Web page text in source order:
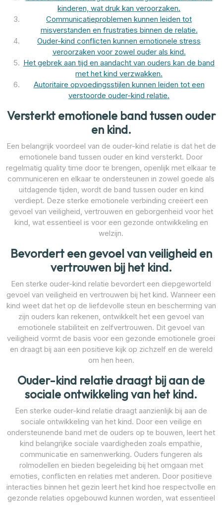
kinderen, wat druk kan veroorzaken.
Communicatieproblemen kunnen leiden tot
misverstanden en frustraties binnen de relatie.
Ouder-kind conflicten kunnen emotionele stress
veroorzaken voor zowel ouder als kind.
Het gebrek aan tijd en aandacht van ouders kan de band
met het kind verzwakken.
Autoritaire opvoedingsstijlen kunnen leiden tot een
verstoorde ouder-kind relatie.
Versterkt emotionele band tussen ouder
en kind.
Een belangrijk voordeel van de ouder-kind relatie is dat het de
emotionele band tussen ouder en kind versterkt. Door
regelmatig quality time door te brengen, openlijk met elkaar te
communiceren en elkaar te ondersteunen in zowel goede als
uitdagende tijden, wordt de band tussen ouder en kind
verdiept. Deze sterke emotionele verbinding creëert een
gevoel van veiligheid, vertrouwen en geborgenheid voor het
kind, wat essentieel is voor een gezonde ontwikkeling en
welzijn.
Bevordert een gevoel van veiligheid en
vertrouwen bij het kind.
Een sterke ouder-kind relatie bevordert een diepgeworteld
gevoel van veiligheid en vertrouwen bij het kind. Wanneer een
kind weet dat het op de liefdevolle steun en bescherming van
zijn ouders kan rekenen, ontwikkelt het een gevoel van
emotionele stabiliteit en zelfvertrouwen. Dit gevoel van
veiligheid vormt de basis voor een gezonde emotionele groei
en draagt bij aan een positieve kijk op zichzelf en de wereld
om hen heen.
Ouder-kind relatie draagt bij aan de
sociale ontwikkeling van het kind.
Een sterke ouder-kind relatie draagt aanzienlijk bij aan de
sociale ontwikkeling van het kind. Door een veilige en
ondersteunende band met de ouders op te bouwen, leert het
kind belangrijke sociale vaardigheden zoals empathie,
communicatie en samenwerking. Ouders fungeren als
rolmodellen en bieden begeleiding bij het omgaan met
emoties, conflicten en relaties met anderen. Door positieve
interacties binnen het gezin leert het kind hoe respectvolle en
gezonde relaties opgebouwd kunnen worden, wat essentieel